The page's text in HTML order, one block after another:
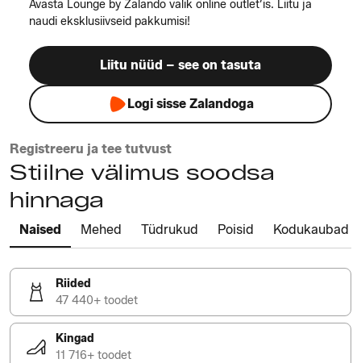
Avasta Lounge by Zalando valik online outlet’is. Liitu ja
naudi eksklusiivseid pakkumisi!
Liitu nüüd – see on tasuta
Logi sisse Zalandoga
Registreeru ja tee tutvust
Stiilne välimus soodsa
hinnaga
Naised Mehed Tüdrukud Poisid Kodukaubad
Riided
47 440+ toodet
Kingad
11 716+ toodet